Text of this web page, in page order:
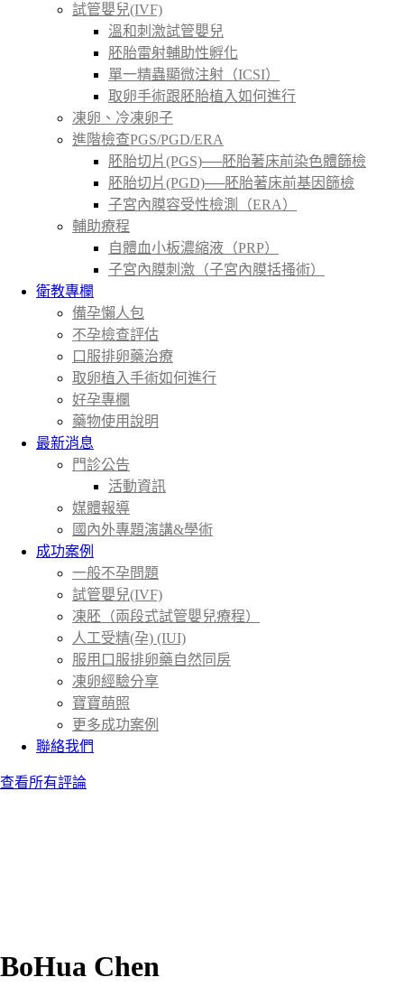
試管嬰兒(IVF)
溫和刺激試管嬰兒
胚胎雷射輔助性孵化
單一精蟲顯微注射（ICSI）
取卵手術跟胚胎植入如何進行
凍卵、冷凍卵子
進階檢查PGS/PGD/ERA
胚胎切片(PGS)──胚胎著床前染色體篩檢
胚胎切片(PGD)──胚胎著床前基因篩檢
子宮內膜容受性檢測（ERA）
輔助療程
自體血小板濃縮液（PRP）
子宮內膜刺激（子宮內膜括搔術）
衛教專欄
備孕懶人包
不孕檢查評估
口服排卵藥治療
取卵植入手術如何進行
好孕專欄
藥物使用說明
最新消息
門診公告
活動資訊
媒體報導
國內外專題演講&學術
成功案例
一般不孕問題
試管嬰兒(IVF)
凍胚（兩段式試管嬰兒療程）
人工受精(孕) (IUI)
服用口服排卵藥自然同房
凍卵經驗分享
寶寶萌照
更多成功案例
聯絡我們
查看所有評論
BoHua Chen